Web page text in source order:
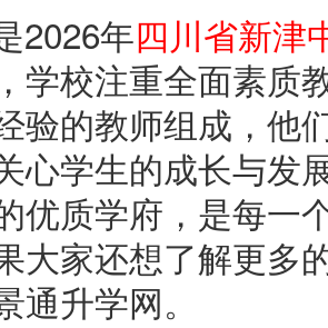
2026年四川省新津
学校注重全面素质
验的教师组成，他
心学生的成长与发
优质学府，是每一
大家还想了解更多
通升学网。